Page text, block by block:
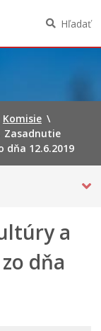
Hľadať
Komisie \
Zasadnutie
12.6.2019
a
dňa